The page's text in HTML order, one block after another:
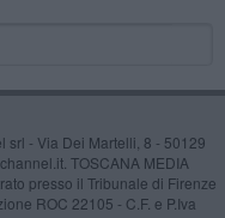
srl - Via Dei Martelli, 8 - 50129
TOSCANA MEDIA
presso il Tribunale di Firenze
ROC 22105 - C.F. e P.Iva